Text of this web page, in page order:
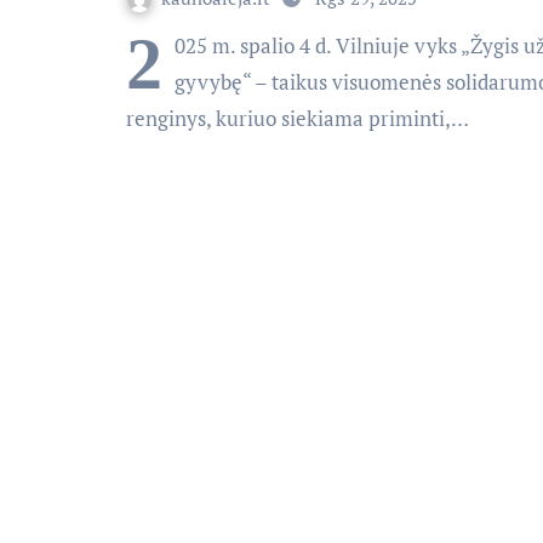
2 025 m. spalio 4 d. Vilniuje vyks „Žygis
gyvybę“ – taikus visuomenės
renginys, kuriuo siekiama priminti,…